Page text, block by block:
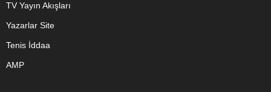
TV Yayın Akışları
Yazarlar Site
Tenis İddaa
AMP